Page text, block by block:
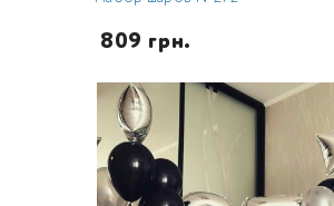
809 грн.